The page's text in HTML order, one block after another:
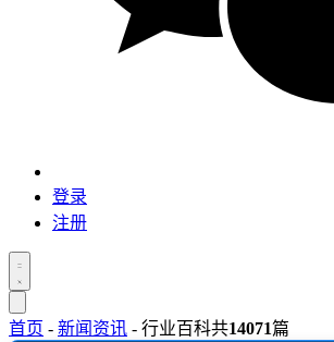
登录
注册
首页 - 新闻资讯 - 行业百科共14071篇